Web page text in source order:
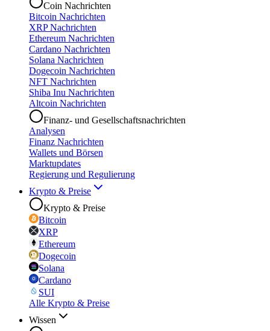
Coin Nachrichten
Bitcoin Nachrichten
XRP Nachrichten
Ethereum Nachrichten
Cardano Nachrichten
Solana Nachrichten
Dogecoin Nachrichten
NFT Nachrichten
Shiba Inu Nachrichten
Altcoin Nachrichten
Finanz- und Gesellschaftsnachrichten
Analysen
Finanz Nachrichten
Wallets und Börsen
Marktupdates
Regierung und Regulierung
Krypto & Preise
Krypto & Preise
Bitcoin
XRP
Ethereum
Dogecoin
Solana
Cardano
SUI
Alle Krypto & Preise
Wissen